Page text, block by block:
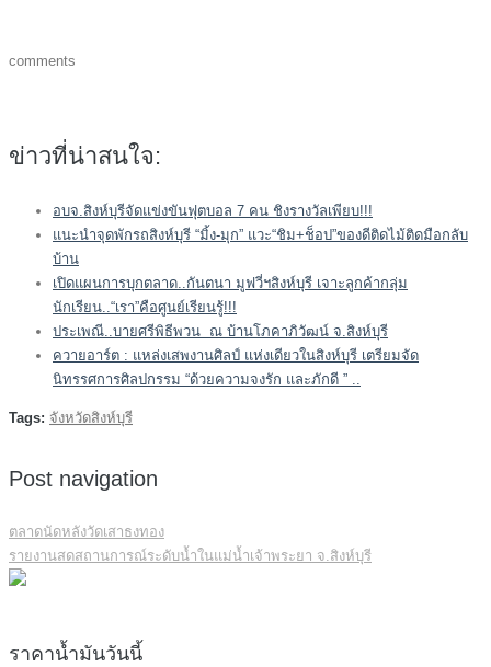
comments
ข่าวที่น่าสนใจ:
อบจ.สิงห์บุรีจัดแข่งขันฟุตบอล 7 คน ชิงรางวัลเพียบ!!!
แนะนำจุดพักรถสิงห์บุรี “มิ้ง-มุก” แวะ“ชิม+ช็อป”ของดีติดไม้ติดมือกลับ
บ้าน
เปิดแผนการบุกตลาด..กันตนา มูฟวี่ฯสิงห์บุรี เจาะลูกค้ากลุ่ม
นักเรียน..“เรา”คือศูนย์เรียนรู้!!!
ประเพณี..บายศรีพิธีพวน ณ บ้านโภคาภิวัฒน์ จ.สิงห์บุรี
ควายอาร์ต : แหล่งเสพงานศิลป์ แห่งเดียวในสิงห์บุรี เตรียมจัด
นิทรรศการศิลปกรรม “ด้วยความจงรัก และภักดี ” ..
Tags: จังหวัดสิงห์บุรี
Post navigation
ตลาดนัดหลังวัดเสาธงทอง
รายงานสดสถานการณ์ระดับน้ำในแม่น้ำเจ้าพระยา จ.สิงห์บุรี
ราคาน้ำมันวันนี้